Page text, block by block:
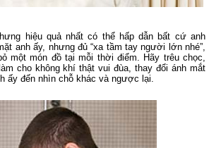
hiệu quả nhất có thể hấp dẫn bất cứ anh
anh ấy, nhưng đủ “xa tầm tay người lớn nhé”,
một món đồ tại mỗi thời điểm. Hãy trêu chọc,
cho không khí thật vui đùa, thay đổi ánh mắt
ấy đến nhìn chỗ khác và ngược lại.